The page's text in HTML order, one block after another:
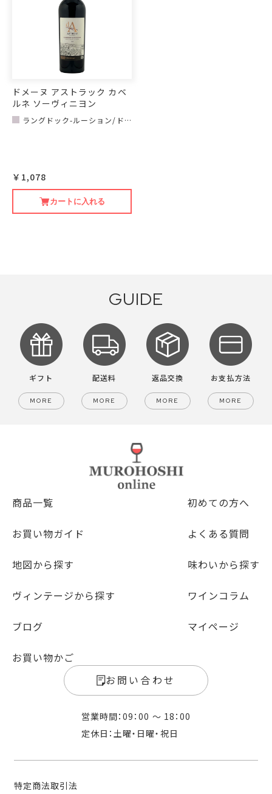
ドメーヌ アストラック カベ
ルネ ソーヴィニヨン
ラングドック-ルーション/ド
￥1,078
カートに入れる
GUIDE
ギフト
MORE
配送料
MORE
返品交換
MORE
お支払方法
MORE
商品一覧 初めての方へ
お買い物ガイド よくある質問
味わいから探す
ヴィンテージから探す
地図から探す
ワインコラム
ブログ マイページ
お買い物かご
お問い合わせ
営業時間：09：00 〜 18：00
定休日：土曜・日曜・祝日
特定商法取引法